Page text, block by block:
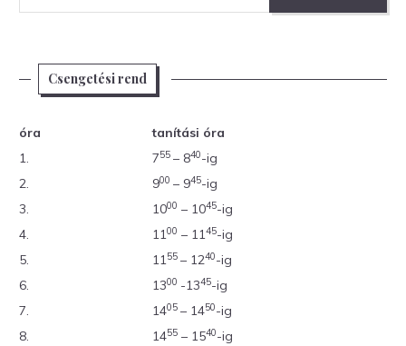
Csengetési rend
óra
tanítási óra
1.
755 – 840-ig
2.
900 – 945-ig
3.
1000 – 1045-ig
4.
1100 – 1145-ig
5.
1155 – 1240-ig
6.
1300 -1345-ig
7.
1405 – 1450-ig
8.
1455 – 1540-ig